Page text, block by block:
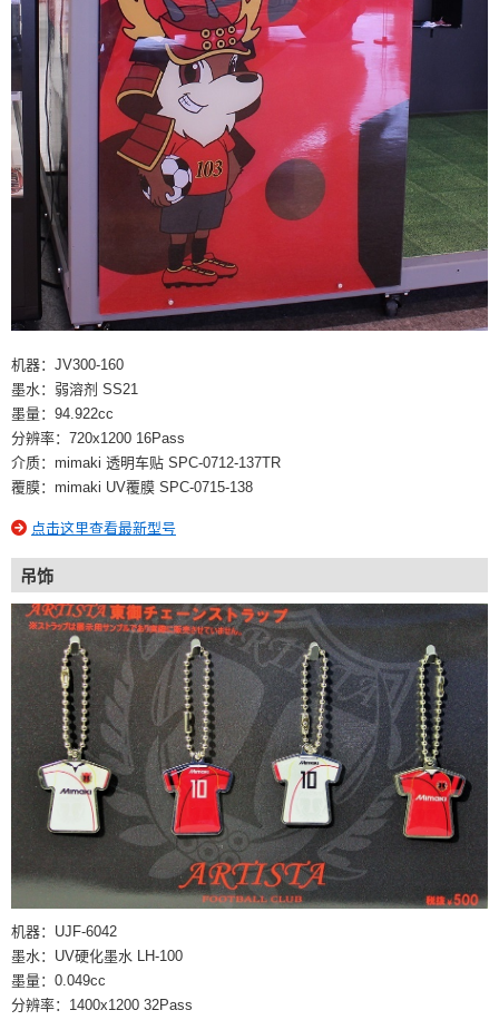
机器：JV300-160
墨水：弱溶剂 SS21
墨量：94.922cc
分辨率：720x1200 16Pass
介质：mimaki 透明车贴 SPC-0712-137TR
覆膜：mimaki UV覆膜 SPC-0715-138
点击这里查看最新型号
吊饰
机器：UJF-6042
墨水：UV硬化墨水 LH-100
墨量：0.049cc
分辨率：1400x1200 32Pass